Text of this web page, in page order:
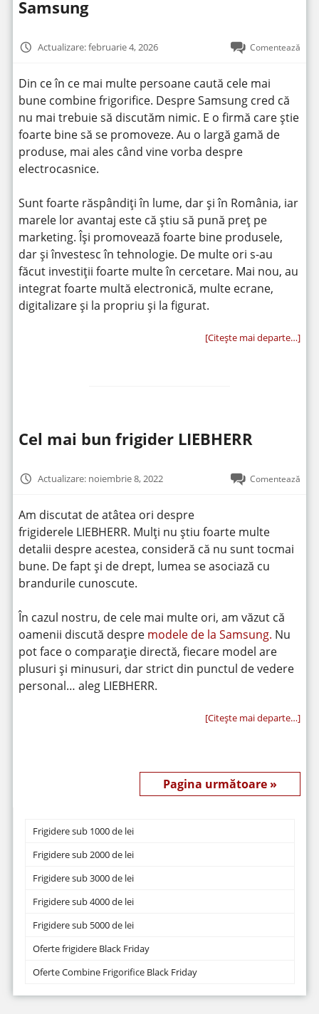
Samsung
Actualizare: februarie 4, 2026 Comentează
Din ce în ce mai multe persoane caută cele mai
bune combine frigorifice. Despre Samsung cred că
nu mai trebuie să discutăm nimic. E o firmă care știe
foarte bine să se promoveze. Au o largă gamă de
produse, mai ales când vine vorba despre
electrocasnice.
Sunt foarte răspândiți în lume, dar și în România, iar
marele lor avantaj este că știu să pună preț pe
marketing. Își promovează foarte bine produsele,
dar și învestesc în tehnologie. De multe ori s-au
făcut investiții foarte multe în cercetare. Mai nou, au
integrat foarte multă electronică, multe ecrane,
digitalizare și la propriu și la figurat.
[Citeşte mai departe…]
Cel mai bun frigider LIEBHERR
Actualizare: noiembrie 8, 2022 Comentează
Am discutat de atâtea ori despre
frigiderele LIEBHERR. Mulți nu știu foarte multe
detalii despre acestea, consideră că nu sunt tocmai
bune. De fapt și de drept, lumea se asociază cu
brandurile cunoscute.
În cazul nostru, de cele mai multe ori, am văzut că
oamenii discută despre modele de la Samsung. Nu
pot face o comparație directă, fiecare model are
plusuri și minusuri, dar strict din punctul de vedere
personal… aleg LIEBHERR.
[Citeşte mai departe…]
Pagina următoare »
Frigidere sub 1000 de lei
Frigidere sub 2000 de lei
Frigidere sub 3000 de lei
Frigidere sub 4000 de lei
Frigidere sub 5000 de lei
Oferte frigidere Black Friday
Oferte Combine Frigorifice Black Friday